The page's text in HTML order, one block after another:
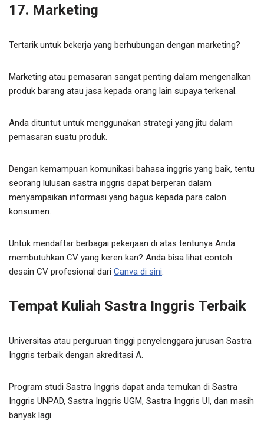
17. Marketing
Tertarik untuk bekerja yang berhubungan dengan marketing?
Marketing atau pemasaran sangat penting dalam mengenalkan
produk barang atau jasa kepada orang lain supaya terkenal.
Anda dituntut untuk menggunakan strategi yang jitu dalam
pemasaran suatu produk.
Dengan kemampuan komunikasi bahasa inggris yang baik, tentu
seorang lulusan sastra inggris dapat berperan dalam
menyampaikan informasi yang bagus kepada para calon
konsumen.
Untuk mendaftar berbagai pekerjaan di atas tentunya Anda
membutuhkan CV yang keren kan? Anda bisa lihat contoh
desain CV profesional dari Canva di sini.
Tempat Kuliah Sastra Inggris Terbaik
Universitas atau perguruan tinggi penyelenggara jurusan Sastra
Inggris terbaik dengan akreditasi A.
Program studi Sastra Inggris dapat anda temukan di Sastra
Inggris UNPAD, Sastra Inggris UGM, Sastra Inggris UI, dan masih
banyak lagi.